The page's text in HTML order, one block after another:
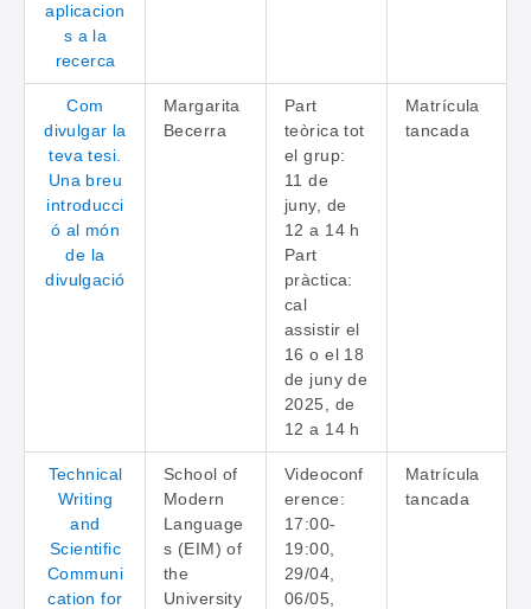
aplicacion
s a la
recerca
Com
divulgar la
teva tesi.
Una breu
introducci
ó al món
de la
divulgació
Margarita
Becerra
Part
teòrica tot
el grup:
11 de
juny, de
12 a 14 h
Part
pràctica:
cal
assistir el
16 o el 18
de juny de
2025, de
12 a 14 h
Matrícula
tancada
Technical
Writing
and
Scientific
Communi
cation for
School of
Modern
Language
s (EIM) of
the
University
Videoconf
erence:
17:00-
19:00,
29/04,
06/05,
Matrícula
tancada